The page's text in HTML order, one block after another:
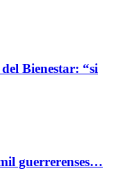
Bienestar: “si
guerrerenses…